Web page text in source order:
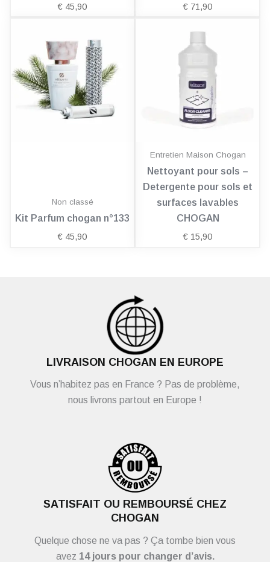
€ 45,90 € 71,90
Non classé
Kit Parfum chogan n°133
€ 45,90
Entretien Maison Chogan
Nettoyant pour sols –
Detergente pour sols et
surfaces lavables
CHOGAN
€ 15,90
LIVRAISON CHOGAN EN EUROPE
Vous n’habitez pas en France ? Pas de problème,
nous livrons partout en Europe !
SATISFAIT OU REMBOURSÉ CHEZ
CHOGAN
Quelque chose ne va pas ? Ça tombe bien vous
avez 14 jours pour changer d’avis.